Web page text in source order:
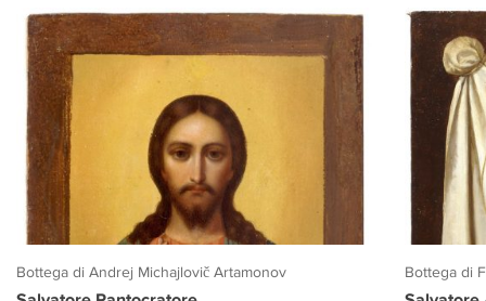
Bottega di Andrej Michajlovič Artamonov Bottega di